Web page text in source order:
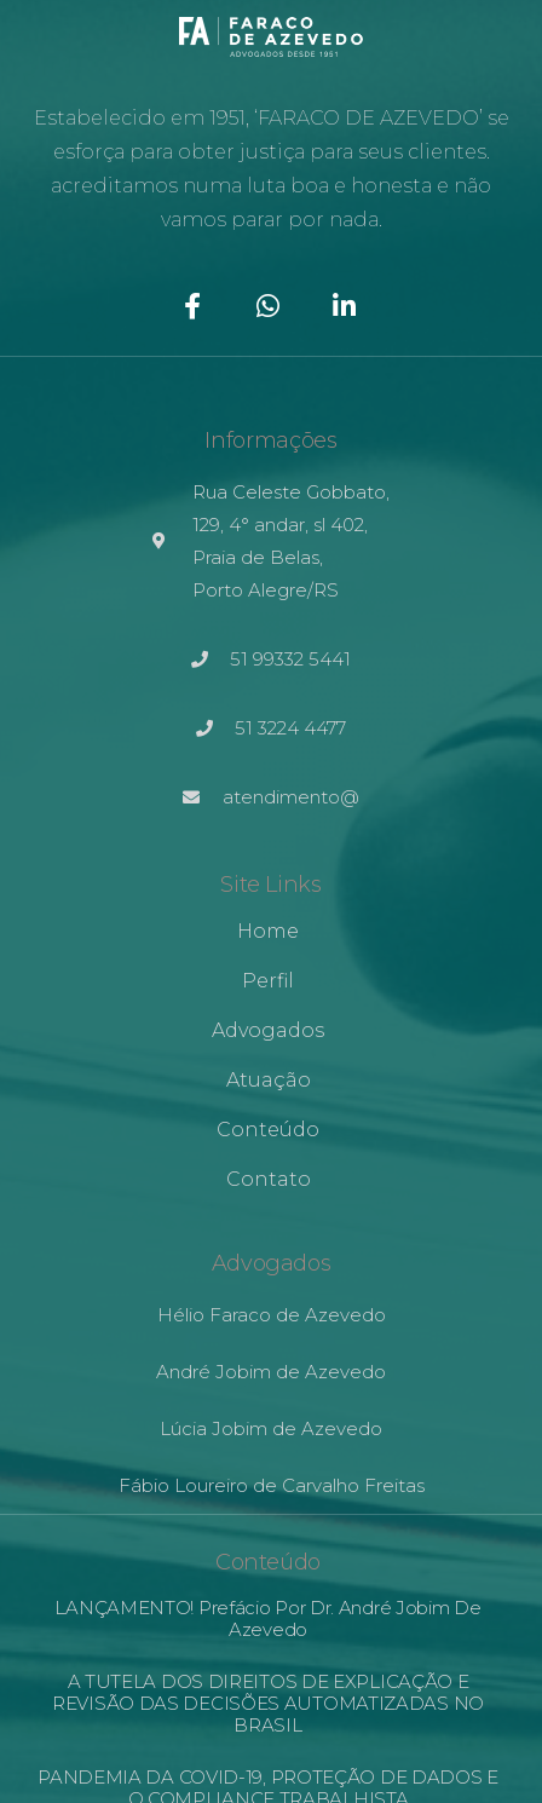
Estabelecido em 1951, ‘FARACO DE AZEVEDO’ se
esforça para obter justiça para seus clientes.
acreditamos numa luta boa e honesta e não
vamos parar por nada.
Informações
Rua Celeste Gobbato,
129, 4° andar, sl 402,
Praia de Belas,
Porto Alegre/RS
51 99332 5441
51 3224 4477
atendimento@
Site Links
Home
Perfil
Advogados
Atuação
Conteúdo
Contato
Advogados
Hélio Faraco de Azevedo
André Jobim de Azevedo
Lúcia Jobim de Azevedo
Fábio Loureiro de Carvalho Freitas
Conteúdo
LANÇAMENTO! Prefácio Por Dr. André Jobim De
Azevedo
A TUTELA DOS DIREITOS DE EXPLICAÇÃO E
REVISÃO DAS DECISÕES AUTOMATIZADAS NO
BRASIL
PANDEMIA DA COVID-19, PROTEÇÃO DE DADOS E